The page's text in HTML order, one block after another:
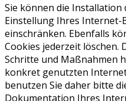
Sie können die Installation
Einstellung Ihres
einschränken. Ebenfalls
Cookies jederzeit
Schritte und Maßnahmen
konkret genutzten
benutzen Sie daher bitte
Dokumentation Ihres